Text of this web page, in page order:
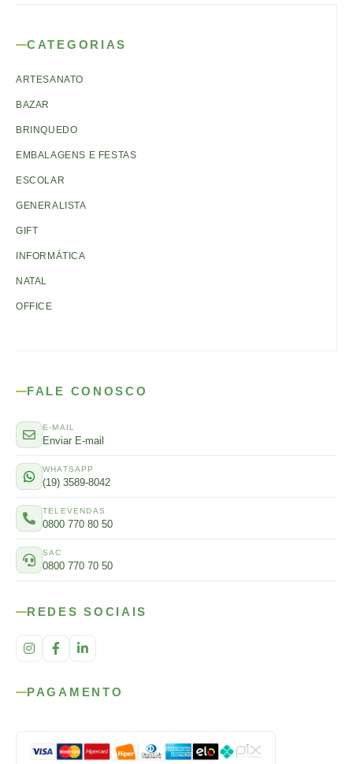
CATEGORIAS
ARTESANATO
BAZAR
BRINQUEDO
EMBALAGENS E FESTAS
ESCOLAR
GENERALISTA
GIFT
INFORMÁTICA
NATAL
OFFICE
FALE CONOSCO
E-MAIL
Enviar E-mail
WHATSAPP
(19) 3589-8042
TELEVENDAS
0800 770 80 50
SAC
0800 770 70 50
REDES SOCIAIS
PAGAMENTO